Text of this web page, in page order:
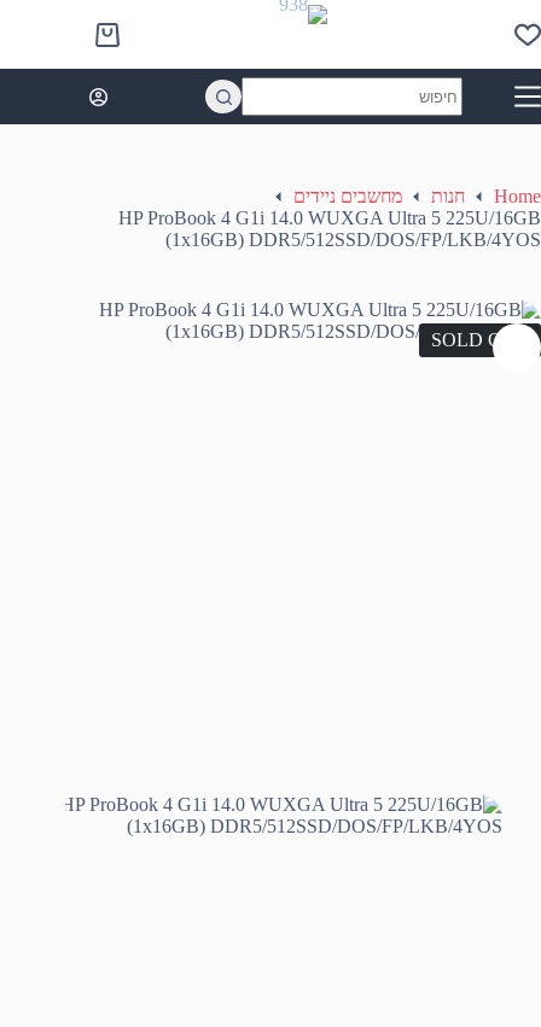
to
content
Shopping
cart
results
Home חנות
מחשבים ניידים
HP ProBook 4 G1i 14.0 WUXGA Ultra 5 225U/16GB
(1x16GB) DDR5/512SSD/DOS/FP/LKB/4YOS
SOLD OUT